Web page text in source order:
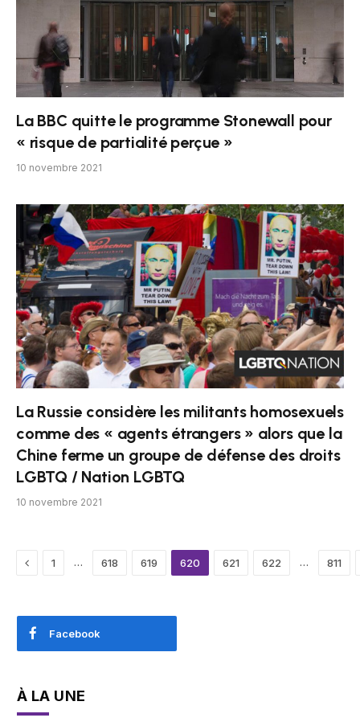
La BBC quitte le programme Stonewall pour
« risque de partialité perçue »
10 novembre 2021
La Russie considère les militants homosexuels
comme des « agents étrangers » alors que la
Chine ferme un groupe de défense des droits
LGBTQ / Nation LGBTQ
10 novembre 2021
Previous
1 … 618 619 620 621 622 … 811
Facebook
À LA UNE